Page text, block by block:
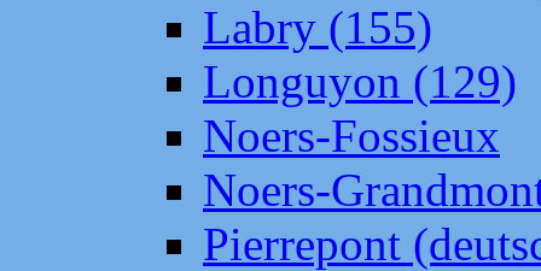
Labry (155)
Longuyon (129)
Noers-Fossieux
Noers-
Pierrepont